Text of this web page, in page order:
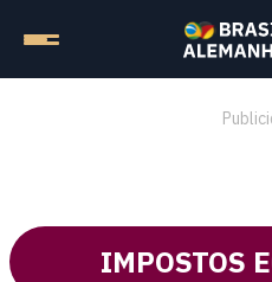
IMPOSTOS